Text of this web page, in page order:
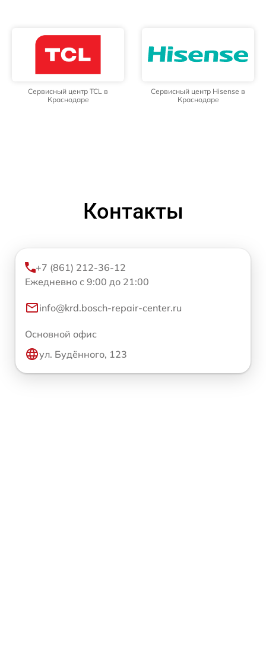
Сервисный центр TCL в
Краснодаре
Сервисный центр Hisense в
Краснодаре
Контакты
+7 (861) 212-36-12
Ежедневно с 9:00 до 21:00
info@krd.bosch-repair-center.ru
Основной офис
ул. Будённого, 123